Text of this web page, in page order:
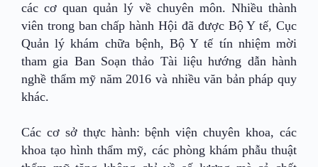
các cơ quan quản lý về chuyên môn. Nhiều thành
viên trong ban chấp hành Hội đã được Bộ Y tế, Cục
Quản lý khám chữa bệnh, Bộ Y tế tín nhiệm mời
tham gia Ban Soạn thảo Tài liệu hướng dẫn hành
nghề thẩm mỹ năm 2016 và nhiều văn bản pháp quy
khác.
Các cơ sở thực hành: bệnh viện chuyên khoa, các
khoa tạo hình thẩm mỹ, các phòng khám phẫu thuật